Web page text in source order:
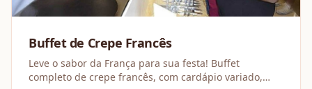
Buffet de Crepe Francês
Leve o sabor da França para sua festa! Buffet
completo de crepe francês, com cardápio variado,